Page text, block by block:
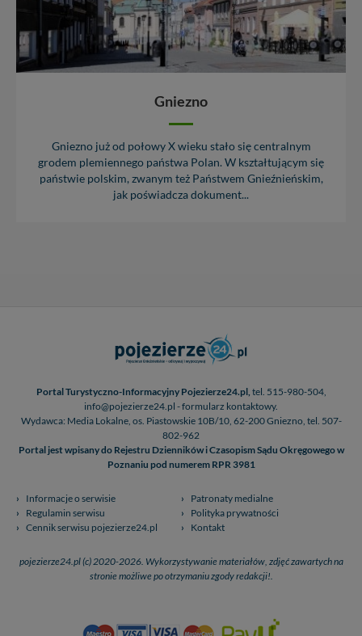
Gniezno
Gniezno już od połowy X wieku stało się centralnym
grodem plemiennego państwa Polan. W kształtującym się
państwie polskim, zwanym też Państwem Gnieźnieńskim,
jak poświadcza dokument...
Portal Turystyczno-Informacyjny Pojezierze24.pl, tel. 515-980-504,
info@pojezierze24.pl - formularz kontaktowy.
Wydawca: Media Lokalne, os. Piastowskie 10B/10, 62-200 Gniezno, tel. 507-
802-962
Portal jest wpisany do Rejestru Dzienników i Czasopism Sądu Okręgowego w
Poznaniu pod numerem RPR 3981
Informacje o serwisie
Patronaty medialne
Regulamin serwisu
Polityka prywatności
Cennik serwisu pojezierze24.pl
Kontakt
pojezierze24.pl (c) 2020-2026. Wykorzystywanie materiałów, zdjęć zawartych na
stronie możliwe po otrzymaniu zgody redakcji!.